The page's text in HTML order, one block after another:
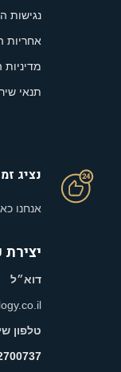
נגישות
אחריות
תנאי
נציג
אנחנו
דוא״ל
טלפון